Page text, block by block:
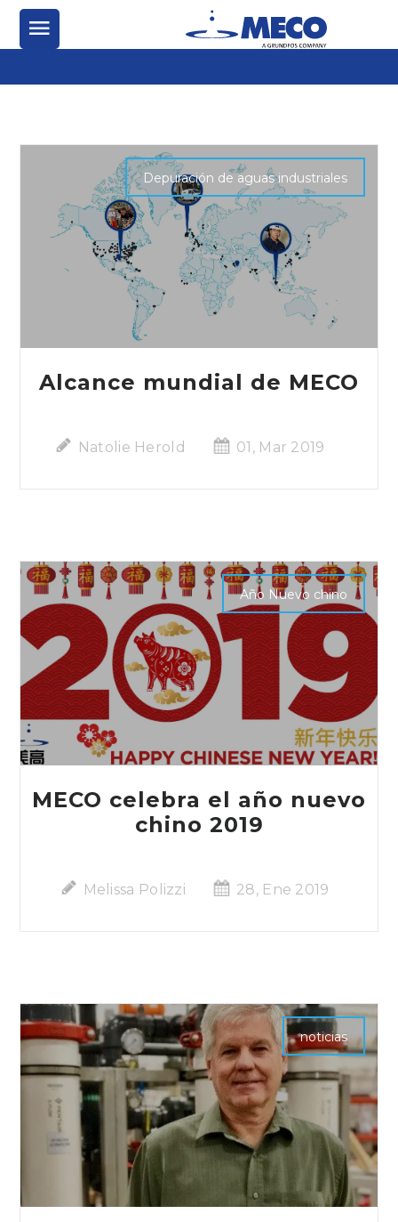
Depuración de aguas industriales
Alcance mundial de MECO
Natolie Herold 01, Mar 2019
Año Nuevo chino
MECO celebra el año nuevo
chino 2019
Melissa Polizzi 28, Ene 2019
noticias